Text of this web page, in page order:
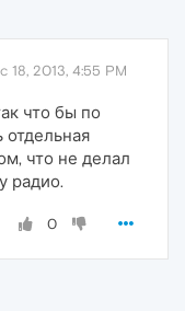
18, 2013, 4:55 PM
что бы по
отдельная
что не делал
радио.
0